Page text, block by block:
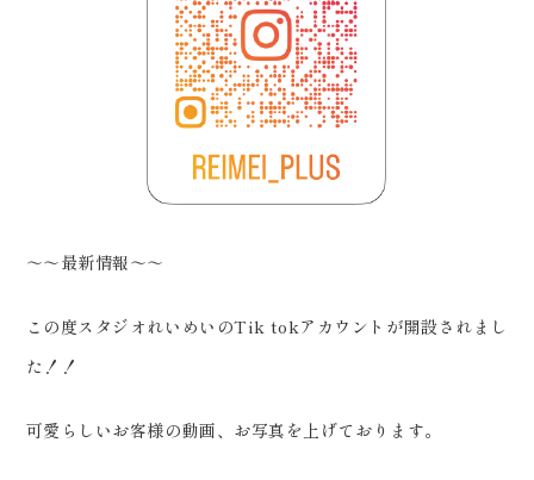
～～最新情報～～
この度スタジオれいめいのTik tokアカウントが開設されまし
た！！
可愛らしいお客様の動画、お写真を上げております。